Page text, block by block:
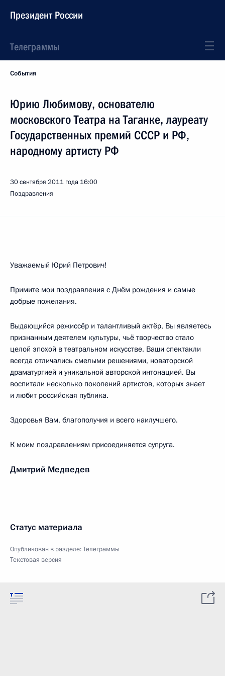
Президент России
Телеграммы
События
Юрию Любимову, основателю
московского Театра на Таганке, лауреату
Государственных премий СССР и РФ,
народному артисту РФ
30 сентября 2011 года 16:00
Поздравления
Уважаемый Юрий Петрович!
Примите мои поздравления с Днём рождения и самые
добрые пожелания.
Выдающийся режиссёр и талантливый актёр, Вы являетесь
признанным деятелем культуры, чьё творчество стало
целой эпохой в театральном искусстве. Ваши спектакли
всегда отличались смелыми решениями, новаторской
драматургией и уникальной авторской интонацией. Вы
воспитали несколько поколений артистов, которых знает
и любит российская публика.
Здоровья Вам, благополучия и всего наилучшего.
К моим поздравлениям присоединяется супруга.
Дмитрий Медведев
Статус материала
Опубликован в разделе:Телеграммы
Текстовая версия